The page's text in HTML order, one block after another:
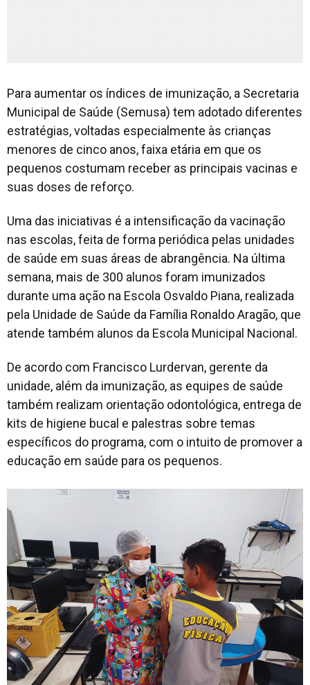
Para aumentar os índices de imunização, a Secretaria
Municipal de Saúde (Semusa) tem adotado diferentes
estratégias, voltadas especialmente às crianças
menores de cinco anos, faixa etária em que os
pequenos costumam receber as principais vacinas e
suas doses de reforço.
Uma das iniciativas é a intensificação da vacinação
nas escolas, feita de forma periódica pelas unidades
de saúde em suas áreas de abrangência. Na última
semana, mais de 300 alunos foram imunizados
durante uma ação na Escola Osvaldo Piana, realizada
pela Unidade de Saúde da Família Ronaldo Aragão, que
atende também alunos da Escola Municipal Nacional.
De acordo com Francisco Lurdervan, gerente da
unidade, além da imunização, as equipes de saúde
também realizam orientação odontológica, entrega de
kits de higiene bucal e palestras sobre temas
específicos do programa, com o intuito de promover a
educação em saúde para os pequenos.